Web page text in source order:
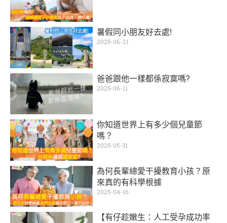
暑假同小朋友好去處!
2025-06-21
爸爸跟他一樣都係寂寞嗎?
2025-06-11
你知道世界上有多少個兒童節
嗎？
2025-05-31
為何長輩總愛干擾教育小孩？原
來真的有科學根據
2025-04-16
【有仔趁嫩生：人工受孕成功率